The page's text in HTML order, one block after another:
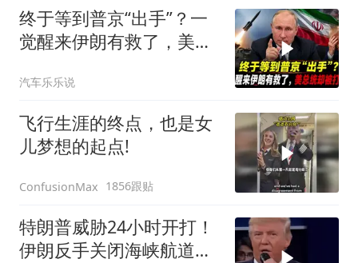
终于等到普京“出手”？一
觉醒来伊朗有救了，美总
汽车乐乐说
飞行生涯的终点，也是女
儿梦想的起点!
ConfusionMax 1856跟贴
特朗普威胁24小时开打！
伊朗反手关闭海峡航道，